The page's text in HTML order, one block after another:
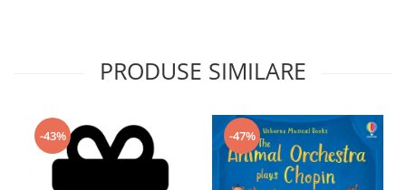
PRODUSE SIMILARE
-43% -47%